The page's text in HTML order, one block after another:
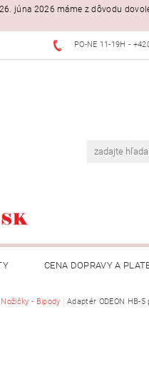
júna 2026 máme z dôvodu
PO-NE 11-19H -
CENA DOPRAVY A
Nožičky - Bipody Adaptér ODEON HB-5